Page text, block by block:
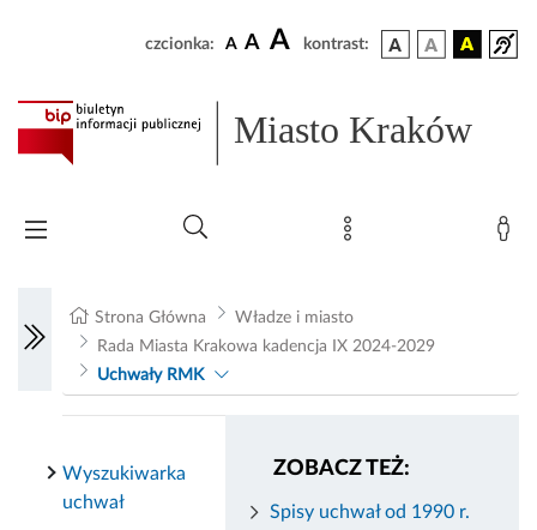
czcionka: A A A kontrast:
Miasto Kraków
Strona Główna
Władze i miasto
Rada Miasta Krakowa kadencja IX 2024-2029
Uchwały RMK
ZOBACZ TEŻ:
Spisy uchwał od 1990 r.
Wyszukiwarka
uchwał